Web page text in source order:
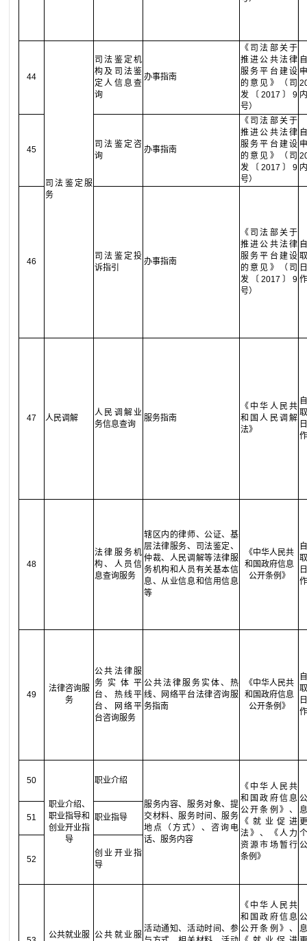
44
司法鉴定服
务
司法鉴定机
构及司法鉴
定人信息查
询
办事指南
《司法部关于
推进公共法律
服务平台建设
的意见》（司
发〔2017〕9
号）
45
司法鉴定咨
询
办事指南
《司法部关于
推进公共法律
服务平台建设
的意见》（司
发〔2017〕9
号）
46
司法鉴定投
诉指引
办事指南
《司法部关于
推进公共法律
服务平台建设
的意见》（司
发〔2017〕9
号）
47 人民调解
人民调解业
务信息查询
服务指南
《中华人民共
和国人民调解
法》
48
法律服务机
构、人员信
息查询服务
辖区内的律师、公证、基
层法律服务、司法鉴定、
仲裁、人民调解等法律服
务机构和人员有关基本信
息、从业信息和信用信息
等
《中华人民共
和国政府信息
公开条例》
49
法律咨询服
务
公共法律服
务实体平
台、热线平
台、网络平
台咨询服务
公共法律服务实体、热
线、网络平台法律咨询服
务指南
《中华人民共
和国政府信息
公开条例》
50
职业介绍、
职业指导和
创业开业指
导
职业介绍
服务内容、服务对象、提
交材料、服务时间、服务
地点（方式）、咨询电
话、服务内容
《中华人民共
和国政府信息
公开条例》、
《就业促进
法》、《人力
资源市场暂行
条例》
51 职业指导
52
创业开业指
导
公共就业服 公共就业服
活动通知、活动时间、参
《中华人民共
和国政府信息
公开条例》、